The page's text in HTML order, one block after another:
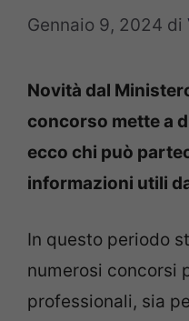
Gennaio 9, 2024 di
Novità dal
concorso mette a
ecco chi può
informazioni utili
In questo periodo
numerosi concorsi
professionali, sia